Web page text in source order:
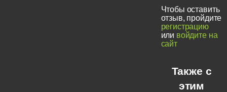
Чтобы оставить
отзыв, пройдите
регистрацию
или войдите на
сайт
Также с
этим